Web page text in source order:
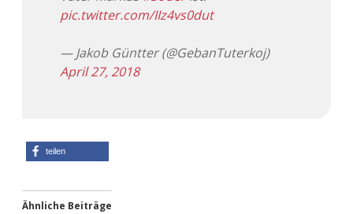
Wandnotizen
Adventskalender 2014
Adventskalender 2017
pic.twitter.com/IIz4vs0dut
— Jakob Güntter (@GebanTuterkoj)
April 27, 2018
teilen
Ähnliche Beiträge